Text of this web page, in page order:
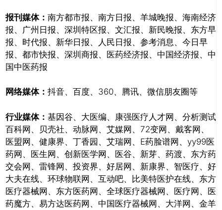
报刊媒体： 南方都市报、南方日报、羊城晚报、海南经济
报、广州日报、深圳特区报、文汇报、新民晚报、东方早
报、时代报、新华日报、人民日报、参考消息、今日早
报、都市快报、深圳商报、医药经济报、中国经济报、中
国中医药报
网络媒体： 抖音、百度、360、腾讯、微信朋友圈等
行业媒体： 基因谷、大医编、康强医疗人才网、分析测试
百科网、贝壳社、动脉网、艾媒网、72变网、戴客网、
医盟网、健康界、丁香园、艾瑞网、E药脸谱网、yy99医
药网、医生网、创新医学网、医谷、新芽、药渡、东方药
交会网、雷锋网、投资界、好居网、新康界、智医疗、好
大夫在线、环球物联网、互动吧、比美特医护在线、东方
医疗器械网、东方医药网、全球医疗器械网、医疗网、医
药魔方、易方达医药网、中国医疗器械网、大洋网、金羊